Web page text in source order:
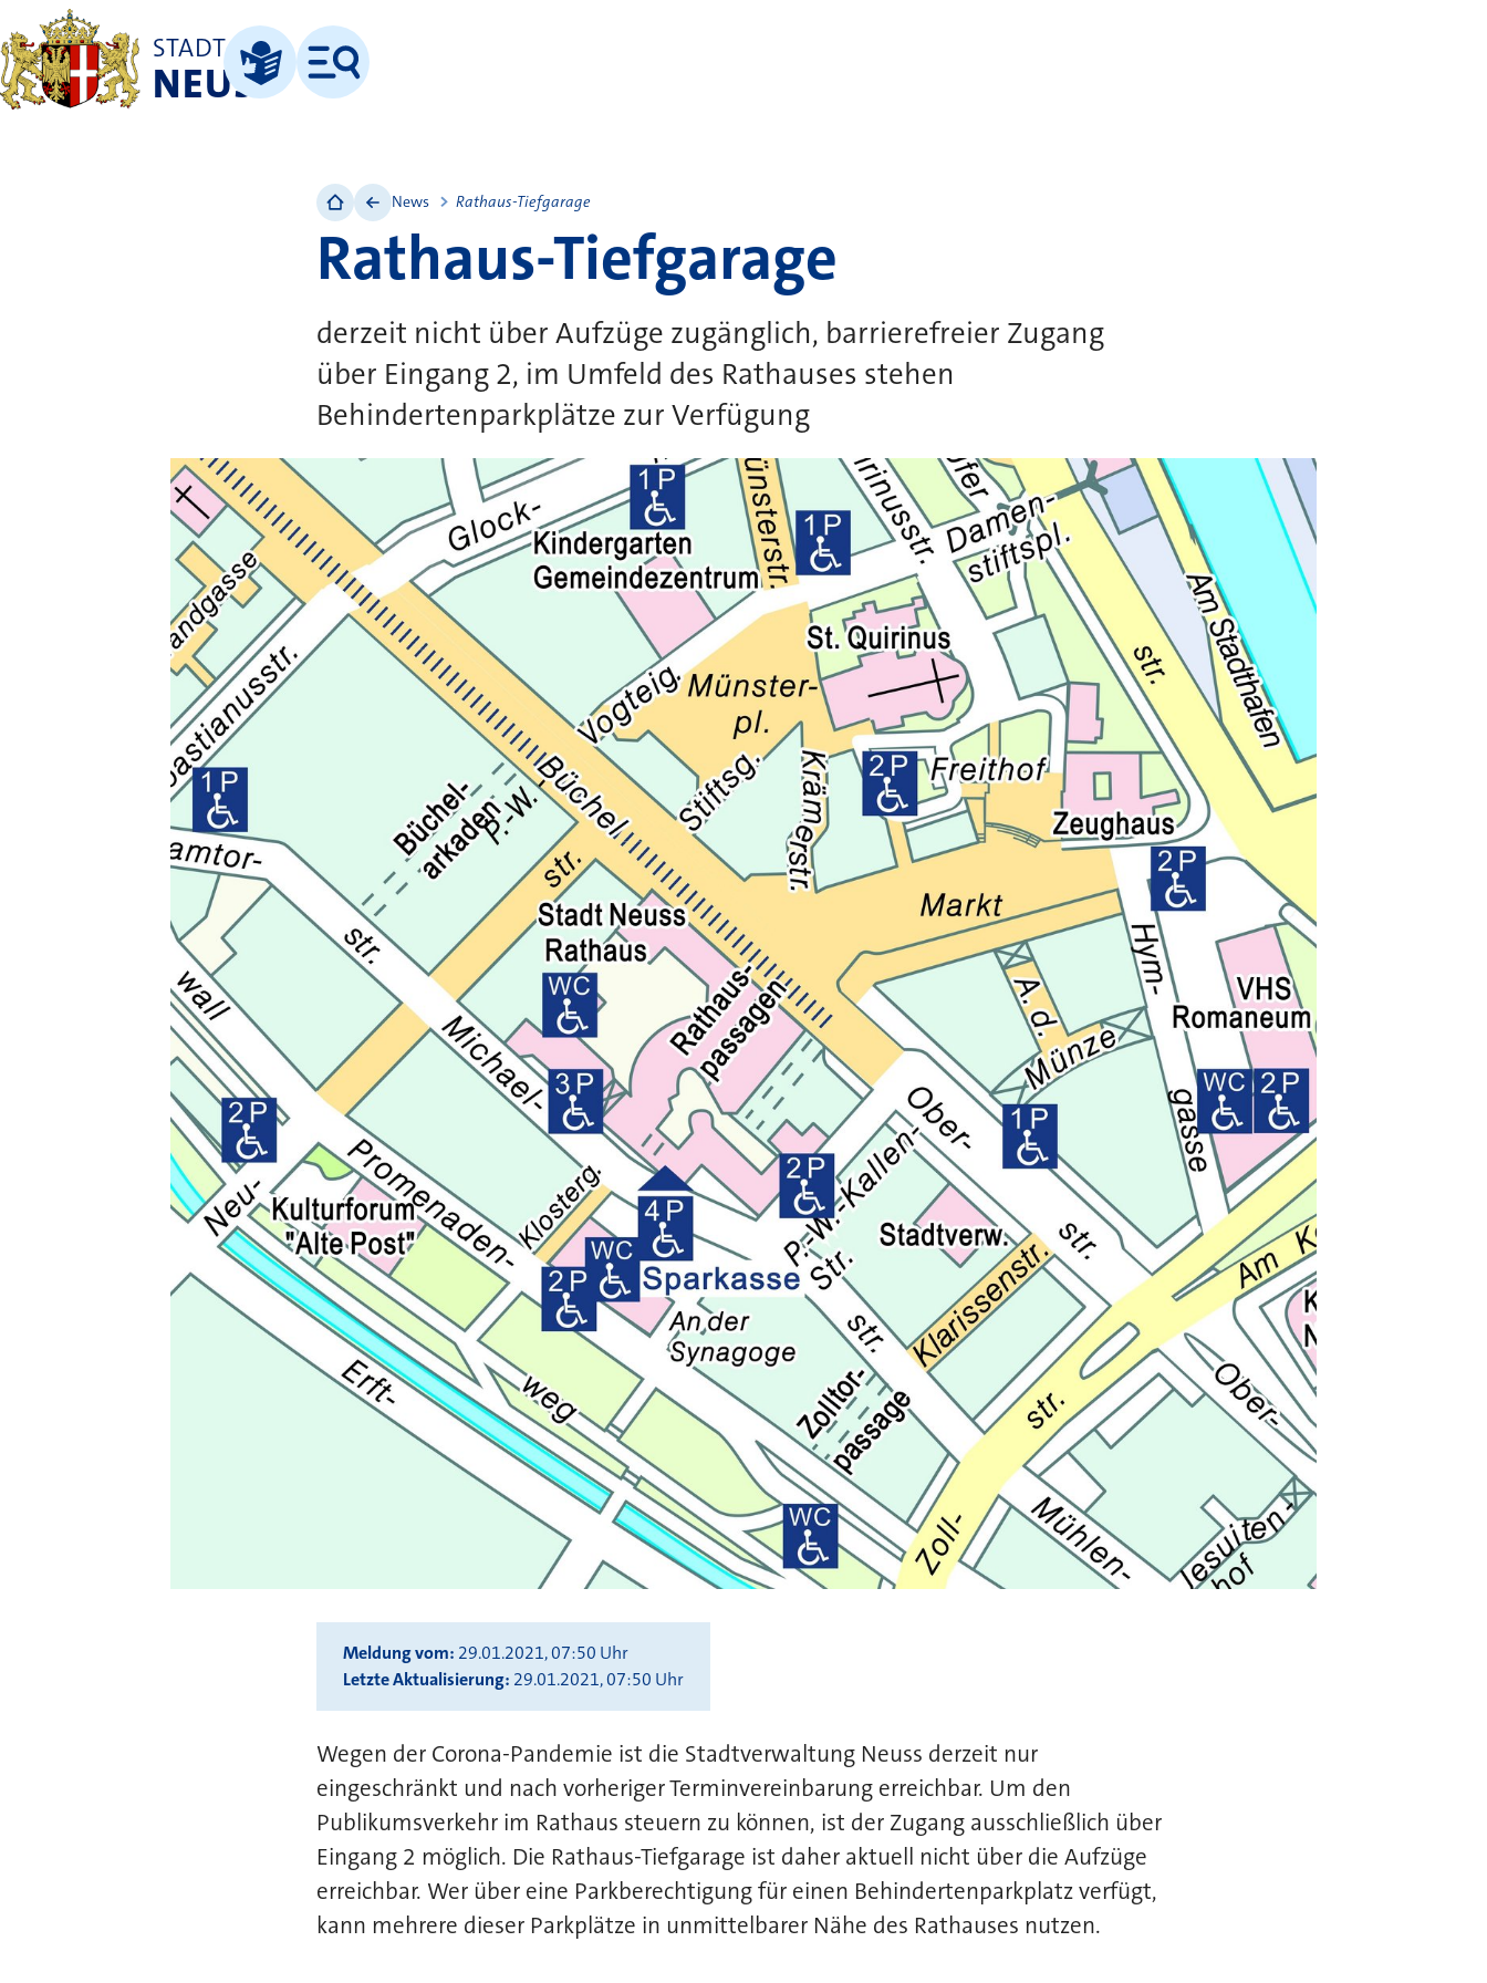
STADT
NEUSSLeichte Sprache
Menü
News Rathaus-Tiefgarage
Rathaus-Tiefgarage
derzeit nicht über Aufzüge zugänglich, barrierefreier Zugang
über Eingang 2, im Umfeld des Rathauses stehen
Behindertenparkplätze zur Verfügung
Meldung vom 29.01.2021, 07:50 Uhr
Letzte Aktualisierung 29.01.2021, 07:50 Uhr
Wegen der Corona-Pandemie ist die Stadtverwaltung Neuss derzeit nur
eingeschränkt und nach vorheriger Terminvereinbarung erreichbar. Um den
Publikumsverkehr im Rathaus steuern zu können, ist der Zugang ausschließlich über
Eingang 2 möglich. Die Rathaus-Tiefgarage ist daher aktuell nicht über die Aufzüge
erreichbar. Wer über eine Parkberechtigung für einen Behindertenparkplatz verfügt,
kann mehrere dieser Parkplätze in unmittelbarer Nähe des Rathauses nutzen.